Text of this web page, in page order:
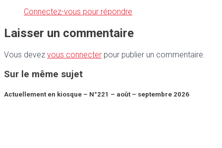
Connectez-vous pour répondre
Laisser un commentaire
Vous devez vous connecter pour publier un commentaire.
Sur le même sujet
Actuellement en kiosque – N°221 – août – septembre 2026